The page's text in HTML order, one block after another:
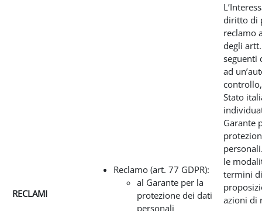
RECLAMI
Reclamo (art. 77 GDPR):
al Garante per la
protezione dei dati
personali
diritto di
reclamo
degli
seguenti
ad
Stato
Garante
le
termini di
azioni di